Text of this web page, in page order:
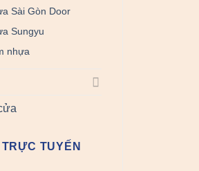
Sài Gòn Door
Sungyu
nhựa
TUYẾN